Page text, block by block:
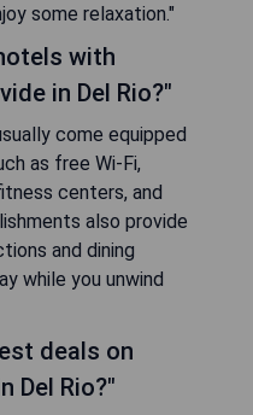
some relaxation."
with
in Del Rio?"
come equipped
as free Wi-Fi,
centers, and
also provide
and dining
while you unwind
deals on
Del Rio?"